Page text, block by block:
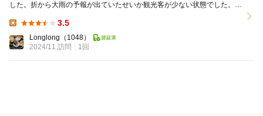
した。折から大雨の予報が出ていたせいか観光客が少ない状態でした。
3.5
Longlong （1048）
2024/11 訪問
1回